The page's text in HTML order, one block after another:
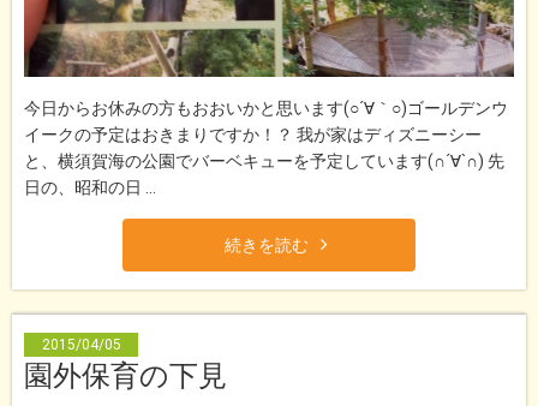
今日からお休みの方もおおいかと思います(○´∀｀○)ゴールデンウ
イークの予定はおきまりですか！？ 我が家はディズニーシー
と、横須賀海の公園でバーベキューを予定しています(∩´∀`∩) 先
日の、昭和の日 ...
続きを読む
2015/04/05
園外保育の下見